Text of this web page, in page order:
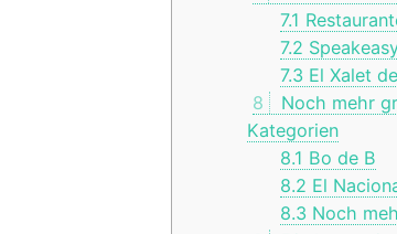
7.1
7.2
7.3El Xalet
8
Noch mehr
Kategorien
8.1 Bo de B
8.2 El
8.3Noch